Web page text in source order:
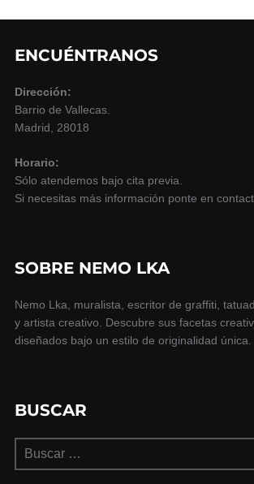
ENCUÉNTRANOS
Dirección:
Barrio de Vallecas.
Madrid, 28018
Horario:
Sólo atendemos bajo cita previa.
Si necesitas más información ponte en
SOBRE NEMO LKA
Nemo Lka, muralista, escritor de graffiti,
y artista creativo. Descubre sus facetas
diseñados bajo un estilo de originalidad única.
BUSCAR
Buscar: